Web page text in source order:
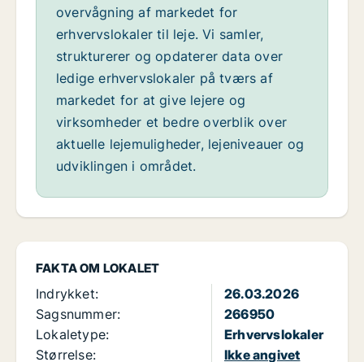
FAKTA OM LOKALET
Indrykket:
26.03.2026
Sagsnummer:
266950
Lokaletype:
Erhvervslokaler
Størrelse:
Ikke angivet
overvågning af markedet for
erhvervslokaler til leje. Vi samler,
strukturerer og opdaterer data over
ledige erhvervslokaler på tværs af
markedet for at give lejere og
virksomheder et bedre overblik over
aktuelle lejemuligheder, lejeniveauer og
udviklingen i området.